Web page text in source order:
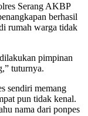
Serang AKBP
berhasil
rumah warga tidak
pimpinan
tuturnya.
sendiri memang
pun tidak kenal.
nama dari ponpes